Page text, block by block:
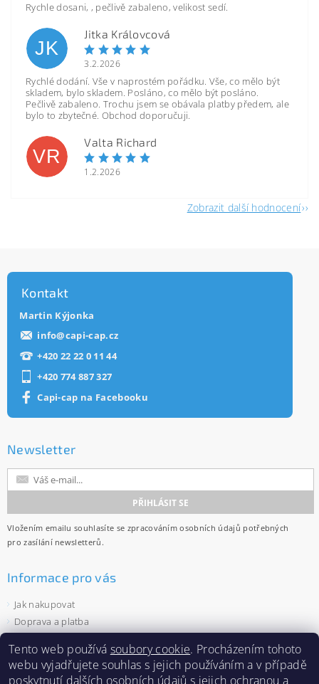
Rychle dosani, , pečlivě zabaleno, velikost sedí.
JK
Jitka Královcová
3.2.2026
Rychlé dodání. Vše v naprostém pořádku. Vše, co mělo být
skladem, bylo skladem. Posláno, co mělo být posláno.
Pečlivě zabaleno. Trochu jsem se obávala platby předem, ale
bylo to zbytečné. Obchod doporučuji.
VR
Valta Richard
1.2.2026
Zobrazit další hodnocení
Kontakt
Martin Kýjonka
info@capi-cap.cz
+420 22 22 0 11 44
+420 774 887 327
Capi-cap na Facebooku
Newsletter
Vložením emailu souhlasíte se zpracováním osobních údajů potřebných
pro zasílání newsletterů.
Informace pro vás
Jak nakupovat
Doprava a platba
Ochrana osobních údajů
Velkoobchod
Tento web používá soubory cookie. Procházením tohoto
webu vyjadřujete souhlas s jejich používáním a v případě
poskytnutí dalších osobních údajů s jejich ochranou a